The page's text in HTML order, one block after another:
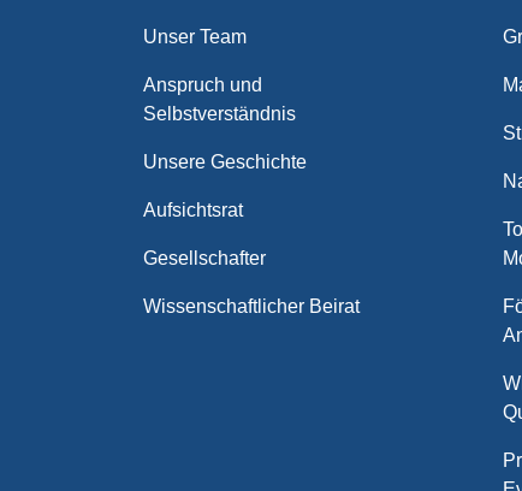
Unser Team
Anspruch und
Selbstverständnis
Unsere Geschichte
Aufsichtsrat
Gesellschafter
Wissenschaftlicher Beirat